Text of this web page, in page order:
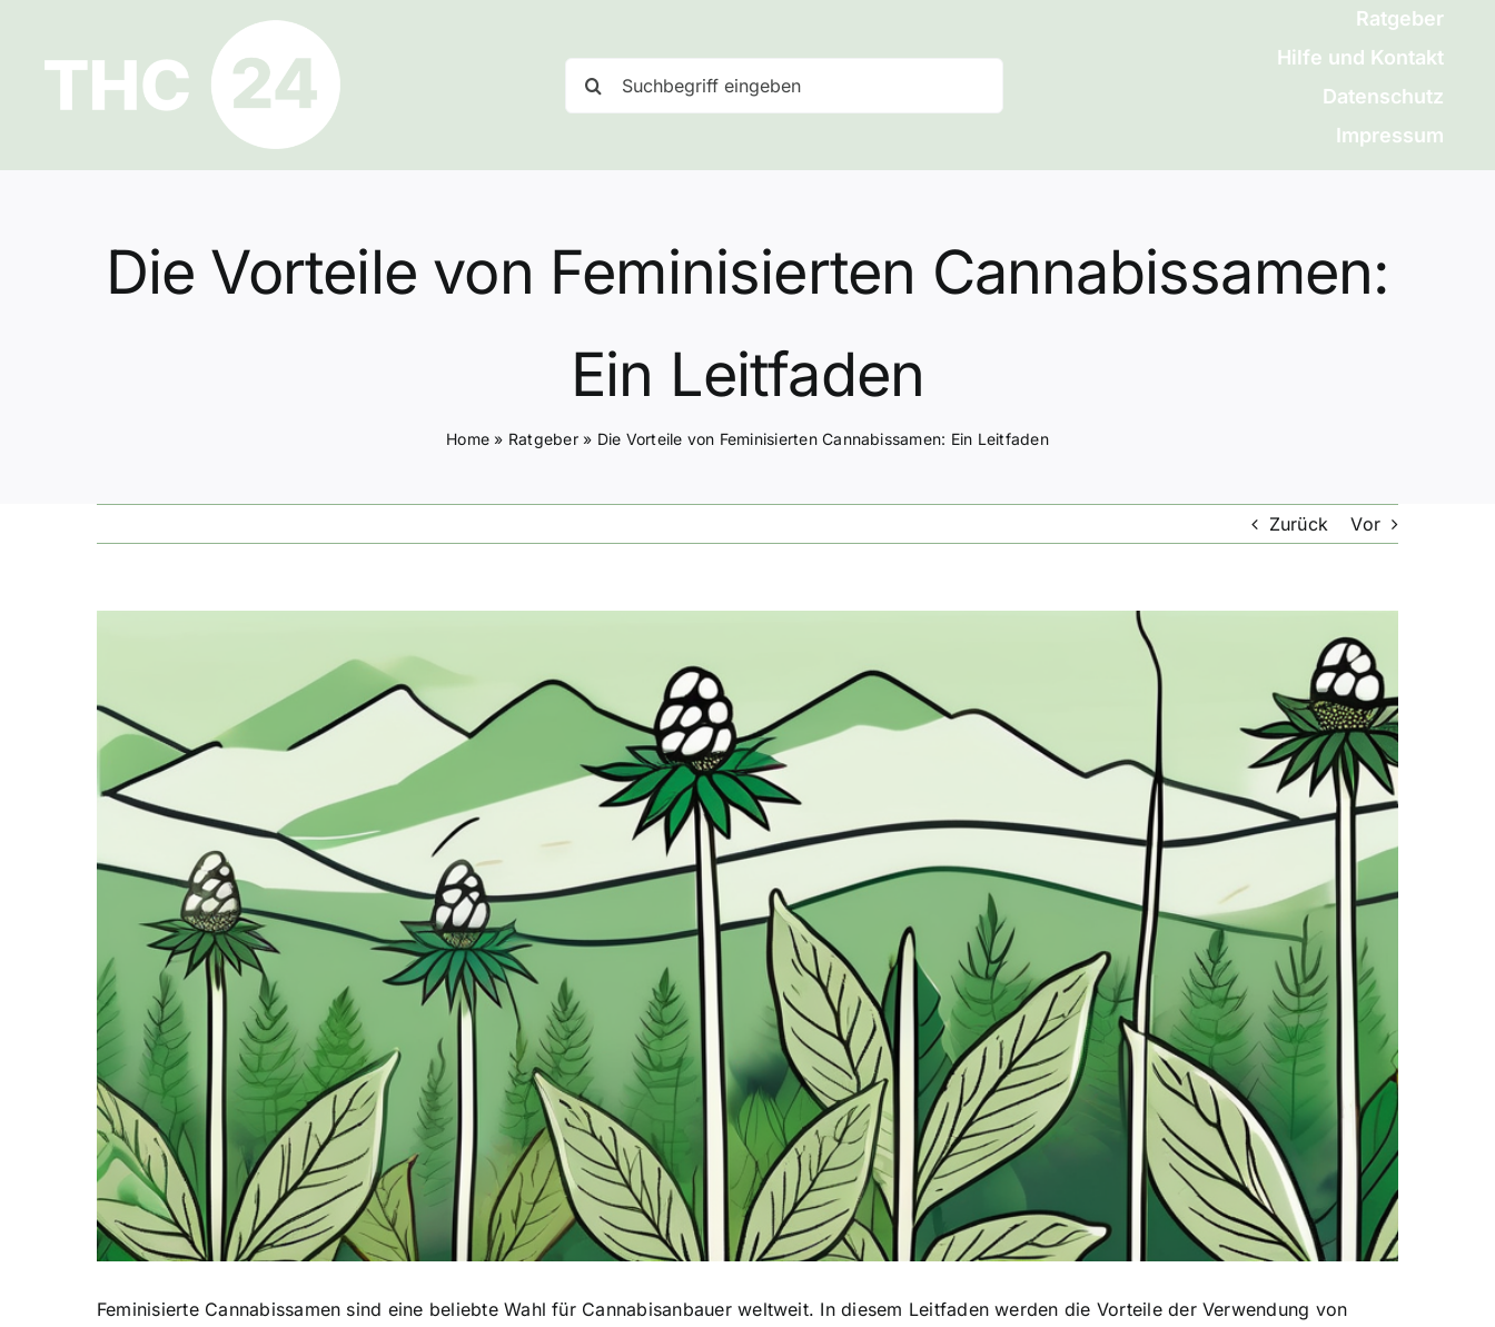
springen
nach:
Ratgeber
Hilfe und Kontakt
Datenschutz
Impressum
Die Vorteile von Feminisierten Cannabissamen:
Ein Leitfaden
Home » Ratgeber» Die Vorteile von Feminisierten Cannabissamen: Ein Leitfaden
Zurück Vor
Feminisierte Cannabissamen sind eine beliebte Wahl für Cannabisanbauer weltweit. In diesem Leitfaden werden die Vorteile der Verwendung von